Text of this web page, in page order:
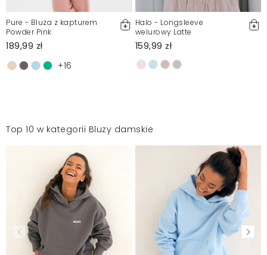
Pure - Bluza z kapturem
Powder Pink
189,99 zł
+16
Halo - Longsleeve
welurowy Latte
159,99 zł
Top 10 w kategorii Bluzy damskie